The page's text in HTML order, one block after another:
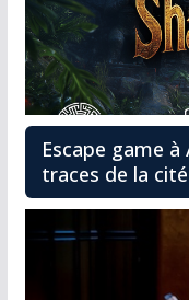
Escape game
traces de la